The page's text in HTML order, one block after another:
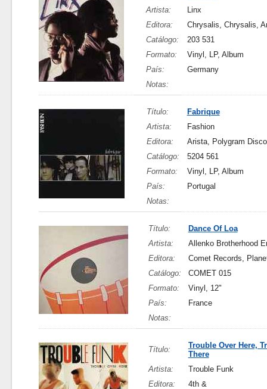
Artista:
Linx
Editora:
Chrysalis, Chrysalis,
Catálogo:
203 531
Formato:
Vinyl, LP, Album
País:
Germany
Notas:
Título:
Fabrique
Artista:
Fashion
Editora:
Arista, Polygram
Catálogo:
5204 561
Formato:
Vinyl, LP, Album
País:
Portugal
Notas:
Título:
Dance Of Loa
Artista:
Allenko Brotherhood
Editora:
Comet Records,
Catálogo:
COMET 015
Formato:
Vinyl, 12"
País:
France
Notas:
Título:
Trouble Over Here,
There
Artista:
Trouble Funk
Editora:
4th &